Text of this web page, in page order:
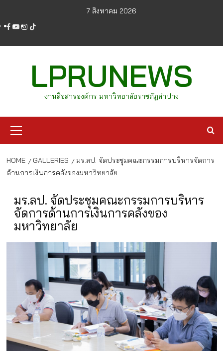
content
7 สิงหาคม 2026
facebook
youtube
instagram
tiktok
LPRUNEWS
งานสื่อสารองค์กร มหาวิทยาลัยราชภัฏลำปาง
Menu
HOME GALLERIES
มร.ลป. จัดประชุมคณะกรรมการบริหารจัดการ
ด้านการเงินการคลังของมหาวิทยาลัย
มร.ลป. จัดประชุมคณะกรรมการบริหาร
จัดการด้านการเงินการคลังของ
มหาวิทยาลัย